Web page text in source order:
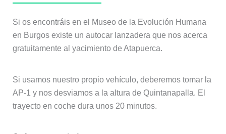
Si os encontráis en el Museo de la Evolución Humana
en Burgos existe un autocar lanzadera que nos acerca
gratuitamente al yacimiento de Atapuerca.
Si usamos nuestro propio vehículo, deberemos tomar la
AP-1 y nos desviamos a la altura de Quintanapalla. El
trayecto en coche dura unos 20 minutos.